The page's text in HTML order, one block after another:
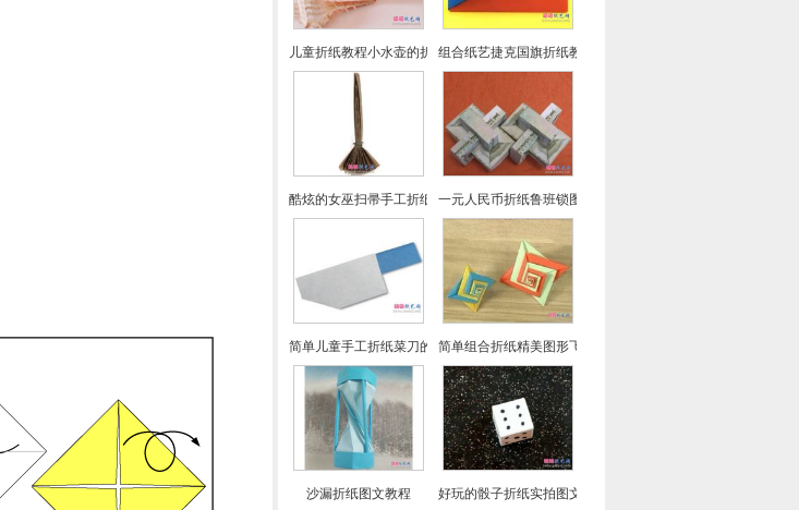
儿童折纸教程小水壶的折法实拍组合纸艺捷克国旗折纸教程
酷炫的女巫扫帚手工折纸图文教程一元人民币折纸鲁班锁图文教程
简单儿童手工折纸菜刀的折法教程简单组合折纸精美图形飞镖折纸
沙漏折纸图文教程 好玩的骰子折纸实拍图文教程